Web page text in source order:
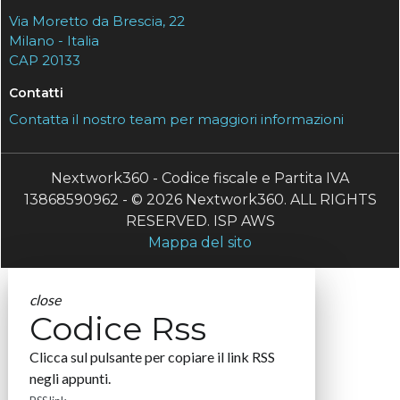
Via Moretto da Brescia, 22
Milano - Italia
CAP 20133
Contatti
Contatta il nostro team per maggiori informazioni
Nextwork360 - Codice fiscale e Partita IVA
13868590962 - © 2026 Nextwork360. ALL RIGHTS
RESERVED. ISP AWS
Mappa del sito
close
Codice Rss
Clicca sul pulsante per copiare il link RSS
negli appunti.